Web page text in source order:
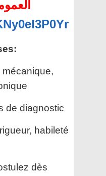
de diagnostic
habileté
dès